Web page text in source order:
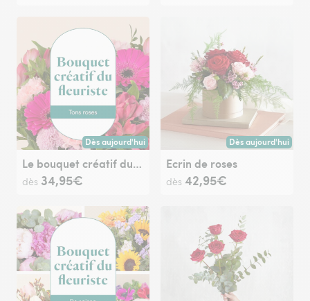
Dès aujourd'hui
Livraison dès aujourd'hui (pour toute commande passée
Le bouquet créatif du fleuriste rose
dès 34,95€
Dès aujourd'hui
Livraison dès
Ecrin de roses
dès 42,95€